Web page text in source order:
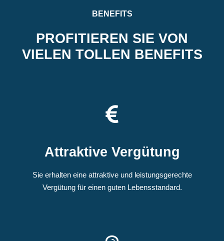
BENEFITS
PROFITIEREN SIE VON
VIELEN TOLLEN BENEFITS
Attraktive Vergütung
Sie erhalten eine attraktive und leistungsgerechte
Vergütung für einen guten Lebensstandard.